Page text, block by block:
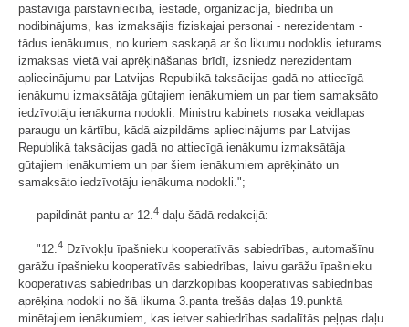
pastāvīgā pārstāvniecība, iestāde, organizācija, biedrība un
nodibinājums, kas izmaksājis fiziskajai personai - nerezidentam -
tādus ienākumus, no kuriem saskaņā ar šo likumu nodoklis ieturams
izmaksas vietā vai aprēķināšanas brīdī, izsniedz nerezidentam
apliecinājumu par Latvijas Republikā taksācijas gadā no attiecīgā
ienākumu izmaksātāja gūtajiem ienākumiem un par tiem samaksāto
iedzīvotāju ienākuma nodokli. Ministru kabinets nosaka veidlapas
paraugu un kārtību, kādā aizpildāms apliecinājums par Latvijas
Republikā taksācijas gadā no attiecīgā ienākumu izmaksātāja
gūtajiem ienākumiem un par šiem ienākumiem aprēķināto un
samaksāto iedzīvotāju ienākuma nodokli.";
papildināt pantu ar 12.4 daļu šādā redakcijā:
"12.4 Dzīvokļu īpašnieku kooperatīvās sabiedrības, automašīnu
garāžu īpašnieku kooperatīvās sabiedrības, laivu garāžu īpašnieku
kooperatīvās sabiedrības un dārzkopības kooperatīvās sabiedrības
aprēķina nodokli no šā likuma 3.panta trešās daļas 19.punktā
minētajiem ienākumiem, kas ietver sabiedrības sadalītās peļņas daļu